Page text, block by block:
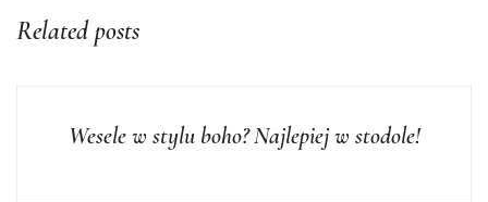
Related posts
Wesele w stylu boho? Najlepiej w stodole!